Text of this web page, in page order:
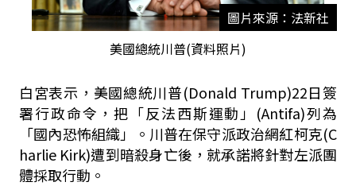
圖片來源：法新社
美國總統川普(資料照片)
白宮表示，美國總統川普(Donald Trump)22日簽
署行政命令，把「反法西斯運動」 (Antifa)列為
「國內恐怖組織」。川普在保守派政治網紅柯克(C
harlie Kirk)遭到暗殺身亡後，就承諾將針對左派團
體採取行動。